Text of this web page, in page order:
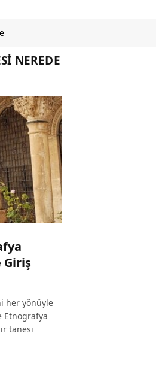
NEREDE
Giriş
her yönüyle
Etnografya
tanesi